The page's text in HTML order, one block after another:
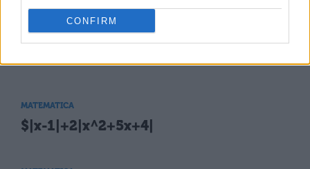
CONFIRM
MATEMATICA
$((1-x)(1+x)^2)/3-(1-2x^3)/6&gt;3x-
MATEMATICA
$|x-1|+2|x^2+5x+4|